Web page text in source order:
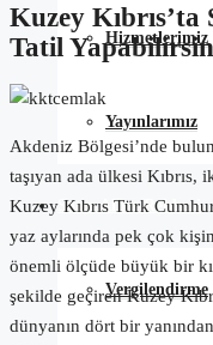
Hizmetlerimiz
Yayınlarımız
Satın Alma Rehberi
Vergilendirme
Kuzey
Tatil
Akdeniz Bölgesi’nde
taşıyan ada ülkesi Kıbrıs,
Kuzey Kıbrıs Türk
yaz aylarında pek çok
önemli ölçüde büyük bir
şekilde geçiren Kuzey
dünyanın dört bir